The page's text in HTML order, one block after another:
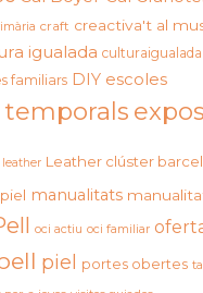
craft creactiva't al
igualada culturaigualada
familiars DIY escoles
temporals
leather Leather clúster
manualitats
oci actiu oci familiar
piel portes obertes